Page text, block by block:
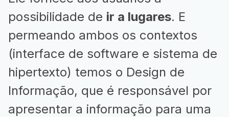
possibilidade de ir a lugares. E
permeando ambos os contextos
(interface de software e sistema de
hipertexto) temos o Design de
Informação, que é responsável por
apresentar a informação para uma